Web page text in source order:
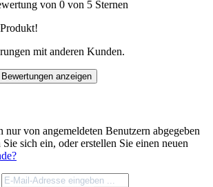
von 0 von 5 Sternen
mit anderen Kunden.
Bewertungen anzeigen
nur von angemeldeten Benutzern abgegeben
sich ein, oder erstellen Sie einen neuen